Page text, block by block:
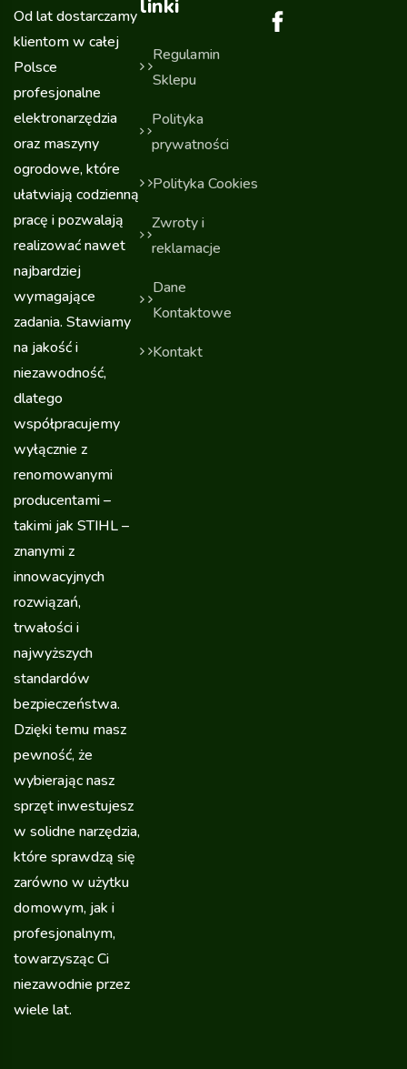
Od lat dostarczamy
klientom w całej
Polsce
profesjonalne
elektronarzędzia
oraz maszyny
ogrodowe, które
ułatwiają codzienną
pracę i pozwalają
realizować nawet
najbardziej
wymagające
zadania. Stawiamy
na jakość i
niezawodność,
dlatego
współpracujemy
wyłącznie z
renomowanymi
producentami –
takimi jak STIHL –
znanymi z
innowacyjnych
rozwiązań,
trwałości i
najwyższych
standardów
bezpieczeństwa.
Dzięki temu masz
pewność, że
wybierając nasz
sprzęt inwestujesz
w solidne narzędzia,
które sprawdzą się
zarówno w użytku
domowym, jak i
profesjonalnym,
towarzysząc Ci
niezawodnie przez
wiele lat.
linki
Regulamin
Sklepu
Polityka
prywatności
Polityka Cookies
Zwroty i
reklamacje
Dane
Kontaktowe
Kontakt